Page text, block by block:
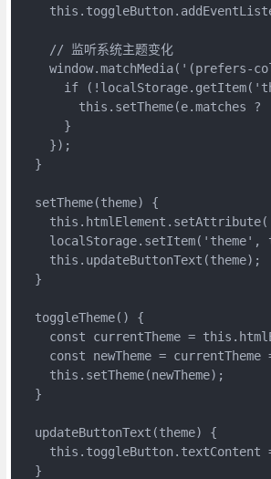
    // 监听系统主题变化
window.matchMedia('(prefers-
if
this.setTheme(e.matches ?
      }
    });
  }
  setTheme(theme) {
localStorage.setItem('theme',
    this.updateButtonText(theme);
  }
  toggleTheme() {
const currentTheme =
const newTheme = currentTheme
    this.setTheme(newTheme);
  }
  updateButtonText(theme) {
this.toggleButton.textContent
  }